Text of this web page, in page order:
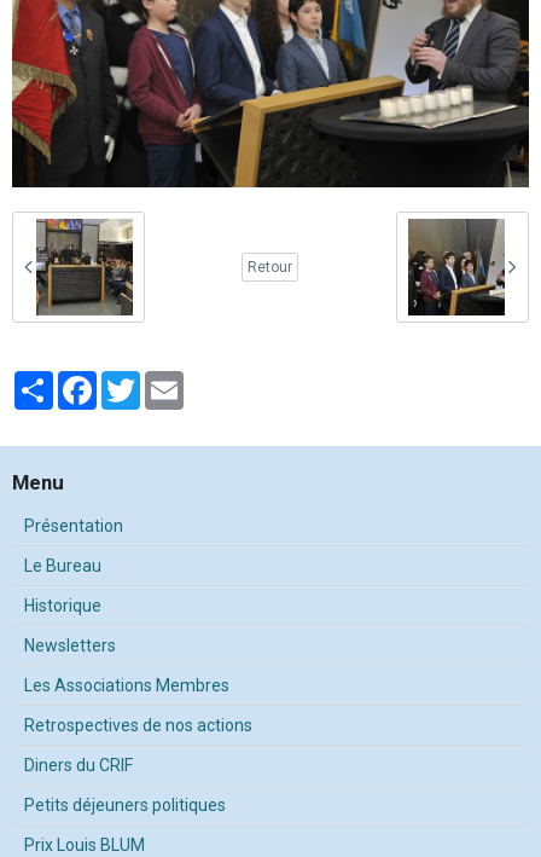
Retour
PartagerFacebook
Twitter
Menu
Présentation
Le Bureau
Historique
Newsletters
Les Associations Membres
Retrospectives de nos actions
Diners du CRIF
Petits déjeuners politiques
Prix Louis BLUM